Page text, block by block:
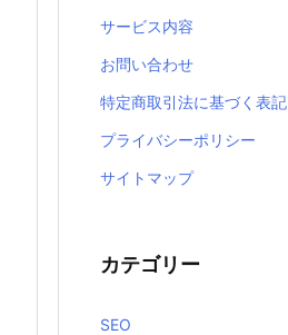
サービス内容
お問い合わせ
特定商取引法に基づく表記
プライバシーポリシー
サイトマップ
カテゴリー
SEO